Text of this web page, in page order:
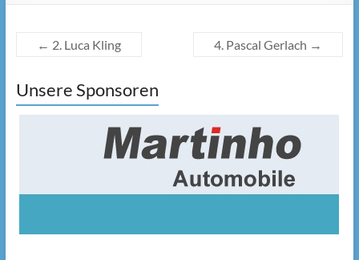
← 2. Luca Kling 4. Pascal Gerlach →
Unsere Sponsoren